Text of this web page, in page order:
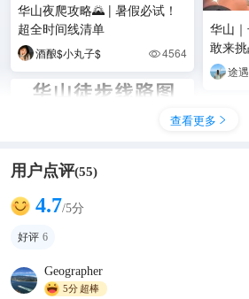
华山夜爬攻略🌄 | 暑假必试！
超全时间线清单
酒酿$小丸子$ 4564
华山
敢来
途
查看更多 
用户点评(55)
4.7/5分
好评 6
Geographer
5分超棒